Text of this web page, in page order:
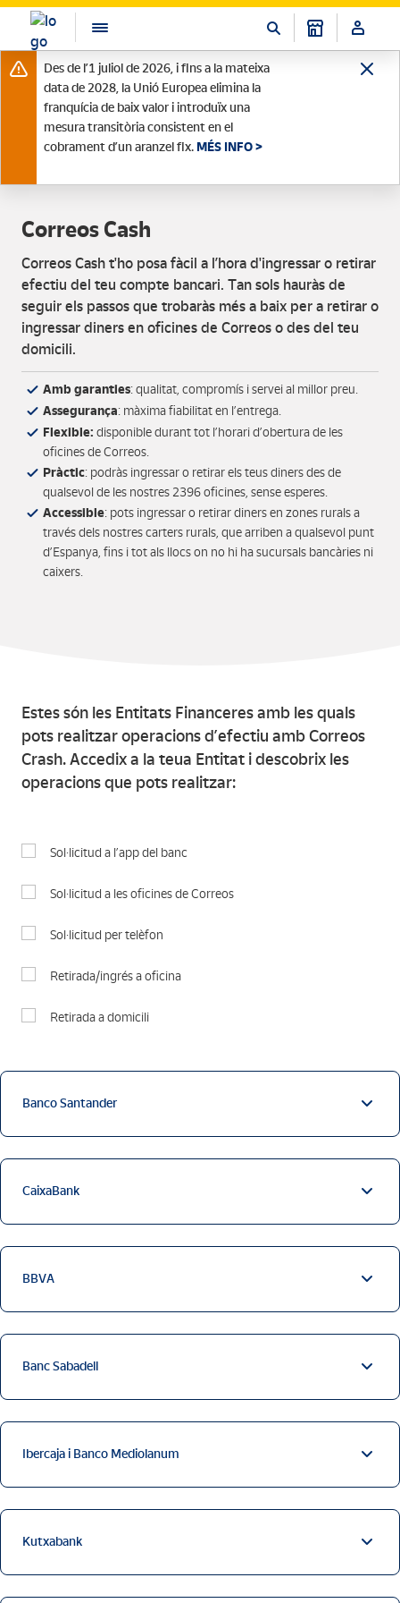
Des de l’1 juliol de 2026, i fins a la mateixa
data de 2028, la Unió Europea elimina la
franquícia de baix valor i introduïx una
mesura transitòria consistent en el
cobrament d’un aranzel fix. MÉS INFO >
Correos Cash
Correos Cash t'ho posa fàcil a l’hora d'ingressar o retirar
efectiu del teu compte bancari. Tan sols hauràs de
seguir els passos que trobaràs més a baix per a retirar o
ingressar diners en oficines de Correos o des del teu
domicili.
Amb garanties: qualitat, compromís i servei al millor preu.
Assegurança: màxima fiabilitat en l’entrega.
Flexible: disponible durant tot l’horari d’obertura de les
oficines de Correos.
Pràctic: podràs ingressar o retirar els teus diners des de
qualsevol de les nostres 2396 oficines, sense esperes.
Accessible: pots ingressar o retirar diners en zones rurals a
través dels nostres carters rurals, que arriben a qualsevol punt
d’Espanya, fins i tot als llocs on no hi ha sucursals bancàries ni
caixers.
Estes són les Entitats Financeres amb les quals
pots realitzar operacions d’efectiu amb Correos
Crash. Accedix a la teua Entitat i descobrix les
operacions que pots realitzar:
Sol·licitud a l’app del banc
Sol·licitud a les oficines de Correos
Sol·licitud per telèfon
Retirada/ingrés a oficina
Retirada a domicili
Banco Santander
CaixaBank
BBVA
Banc Sabadell
Ibercaja i Banco Mediolanum
Kutxabank